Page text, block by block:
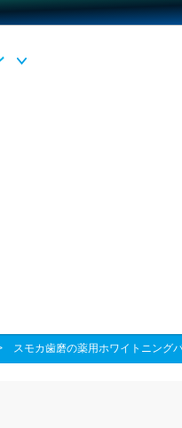
スモカ歯磨の薬用ホワイトニング